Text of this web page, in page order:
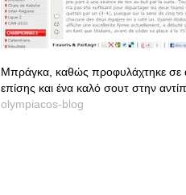
Μπράγκα, καθώς προφυλάχτηκε σε
επίσης και ένα καλό σουτ στην
olympiacos-blog